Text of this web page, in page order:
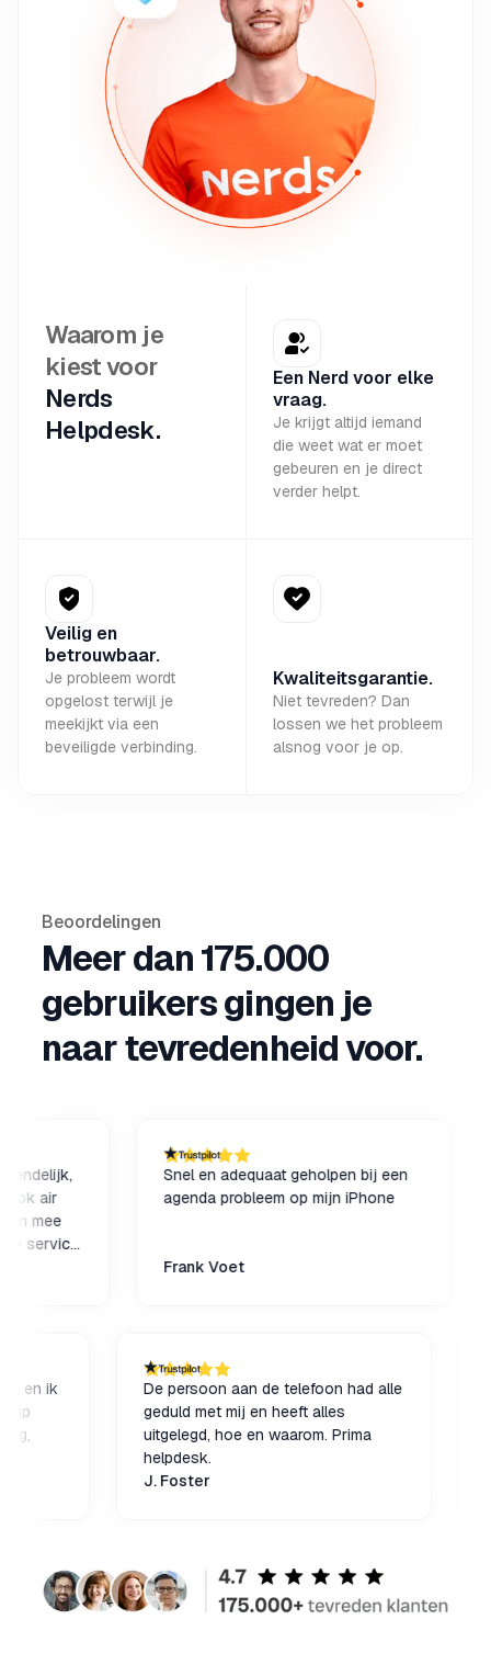
Waarom je
kiest voor
Nerds
Helpdesk.
Een Nerd voor elke
vraag.
Je krijgt altijd iemand
die weet wat er moet
gebeuren en je direct
verder helpt.
Veilig en
betrouwbaar.
Je probleem wordt
opgelost terwijl je
meekijkt via een
beveiligde verbinding.
Kwaliteitsgarantie.
Niet tevreden? Dan
lossen we het probleem
alsnog voor je op.
Beoordelingen
Meer dan 175.000
gebruikers gingen je
naar tevredenheid voor.
Snel en adequaat geholpen bij een
agenda probleem op mijn iPhone
Frank Voet
en ik
tijdstip
kundig,
De persoon aan de telefoon had alle
geduld met mij en heeft alles
uitgelegd, hoe en waarom. Prima
helpdesk.
J. Foster